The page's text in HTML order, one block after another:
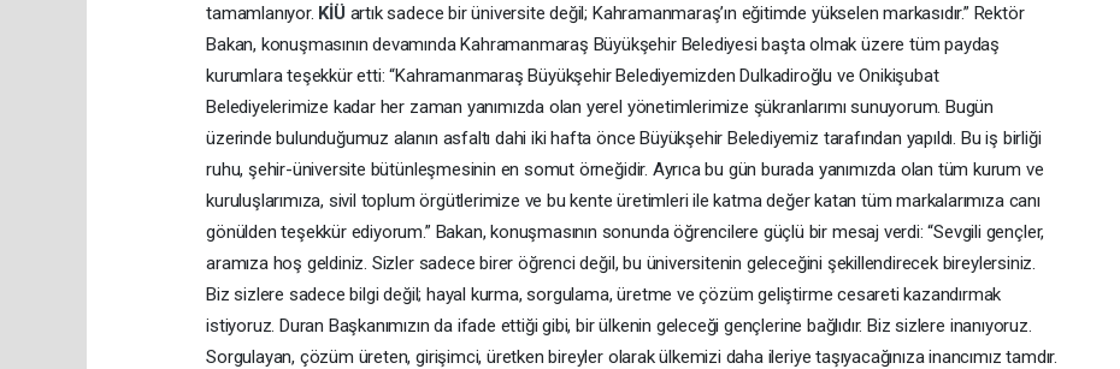
tamamlanıyor. KİÜ artık sadece bir üniversite değil; Kahramanmaraş’ın eğitimde yükselen markasıdır.” Rektör
Bakan, konuşmasının devamında Kahramanmaraş Büyükşehir Belediyesi başta olmak üzere tüm paydaş
kurumlara teşekkür etti: “Kahramanmaraş Büyükşehir Belediyemizden Dulkadiroğlu ve Onikişubat
Belediyelerimize kadar her zaman yanımızda olan yerel yönetimlerimize şükranlarımı sunuyorum. Bugün
üzerinde bulunduğumuz alanın asfaltı dahi iki hafta önce Büyükşehir Belediyemiz tarafından yapıldı. Bu iş birliği
ruhu, şehir-üniversite bütünleşmesinin en somut örneğidir. Ayrıca bu gün burada yanımızda olan tüm kurum ve
kuruluşlarımıza, sivil toplum örgütlerimize ve bu kente üretimleri ile katma değer katan tüm markalarımıza canı
gönülden teşekkür ediyorum.” Bakan, konuşmasının sonunda öğrencilere güçlü bir mesaj verdi: “Sevgili gençler,
aramıza hoş geldiniz. Sizler sadece birer öğrenci değil, bu üniversitenin geleceğini şekillendirecek bireylersiniz.
Biz sizlere sadece bilgi değil; hayal kurma, sorgulama, üretme ve çözüm geliştirme cesareti kazandırmak
istiyoruz. Duran Başkanımızın da ifade ettiği gibi, bir ülkenin geleceği gençlerine bağlıdır. Biz sizlere inanıyoruz.
Sorgulayan, çözüm üreten, girişimci, üretken bireyler olarak ülkemizi daha ileriye taşıyacağınıza inancımız tamdır.